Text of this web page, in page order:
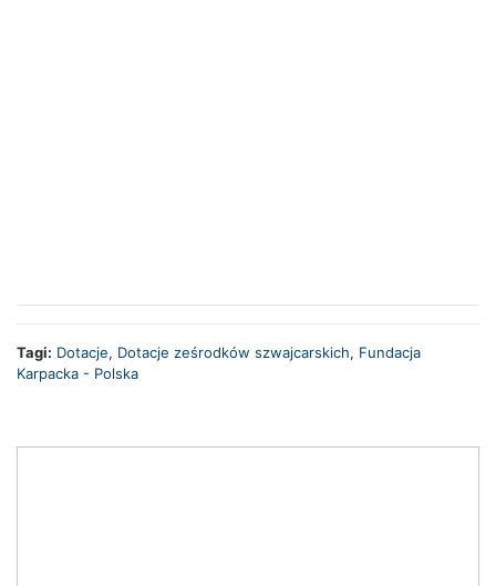
Tagi: Dotacje, Dotacje ześrodków szwajcarskich, Fundacja
Karpacka - Polska